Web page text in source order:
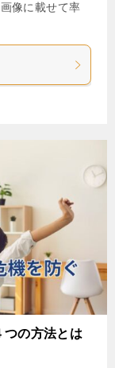
像に載せて率
つの方法とは